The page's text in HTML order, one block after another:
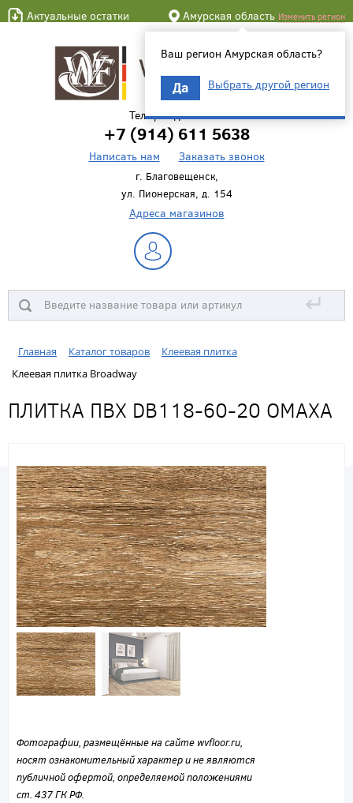
Актуальные остатки Амурская область Изменить регион
Ваш регион Амурская область?
Да Выбрать другой регион
Телефон для связи
+7 (914) 611 5638
Написать нам Заказать звонок
г. Благовещенск,
ул. Пионерская, д. 154
Адреса магазинов
↵
Главная Каталог товаров
Клеевая плитка
Клеевая плитка Broadway
ПЛИТКА ПВХ DB118-60-20 ОМАХА
Фотографии, размещённые на сайте wvfloor.ru,
носят ознакомительный характер и не являются
публичной офертой, определяемой положениями
ст. 437 ГК РФ.